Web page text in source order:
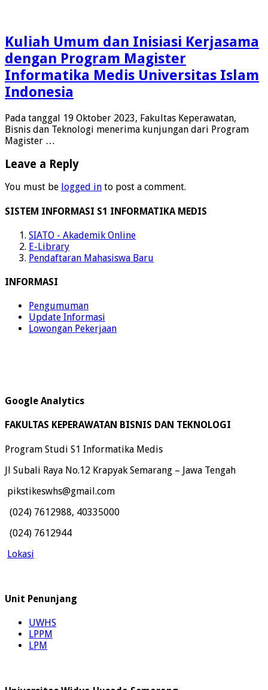
Kuliah Umum dan Inisiasi Kerjasama
dengan Program Magister
Informatika Medis Universitas Islam
Indonesia
Pada tanggal 19 Oktober 2023, Fakultas Keperawatan,
Bisnis dan Teknologi menerima kunjungan dari Program
Magister …
Leave a Reply
You must be logged in to post a comment.
SISTEM INFORMASI S1 INFORMATIKA MEDIS
SIATO - Akademik Online
E-Library
Pendaftaran Mahasiswa Baru
INFORMASI
Pengumuman
Update Informasi
Lowongan Pekerjaan
Google Analytics
FAKULTAS KEPERAWATAN BISNIS DAN TEKNOLOGI
Program Studi S1 Informatika Medis
Jl Subali Raya No.12 Krapyak Semarang – Jawa Tengah
pikstikeswhs@gmail.com
(024) 7612988, 40335000
(024) 7612944
Lokasi
Unit Penunjang
UWHS
LPPM
LPM